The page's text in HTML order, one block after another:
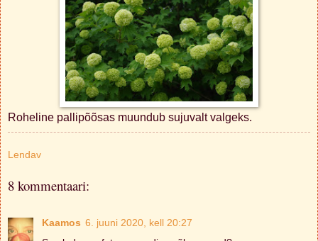
Roheline pallipõõsas muundub sujuvalt valgeks.
Lendav
8 kommentaari:
Kaamos 6. juuni 2020, kell 20:27